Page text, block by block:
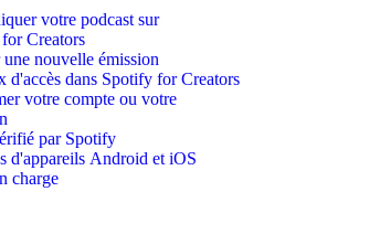
votre podcast sur
Creators
nouvelle émission
d'accès dans Spotify for Creators
votre compte ou votre
par Spotify
d'appareils Android et iOS
charge